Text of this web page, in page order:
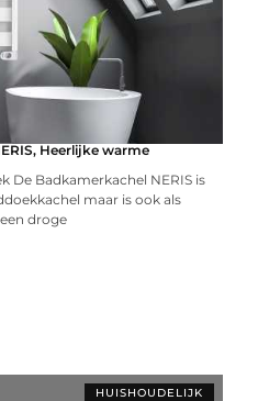
Heerlijke warme
De Badkamerkachel NERIS is
maar is ook als
droge
HUISHOUDELIJK